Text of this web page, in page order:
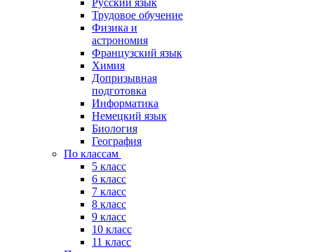
Русский язык
Трудовое обучение
Физика и
астрономия
Французский язык
Химия
Допризывная
подготовка
Информатика
Немецкий язык
Биология
География
По классам
5 класс
6 класс
7 класс
8 класс
9 класс
10 класс
11 класс